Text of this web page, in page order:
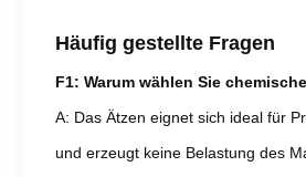
Häufig gestellte Fragen
F1: Warum wählen Sie
A: Das Ätzen eignet sich ideal für
und erzeugt keine Belastung des